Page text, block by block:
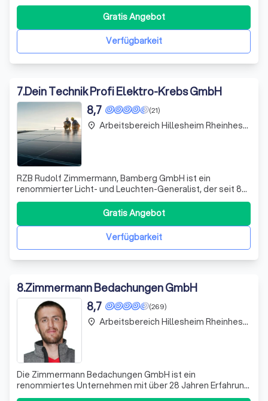
nutzen die kostenlose Sonnenenergie. Überschüssige
Energie speisen Sie ins öffentliche Netz ein oder
speichern sie für sonnenarme Zeiten. Genießen Sie die
Vorteile: Klimaneutralität, Unabh
Verfügbarkeit
Gratis Angebot
7.Dein Technik Profi Elektro-Krebs GmbH
(21)
8,7
RZB Rudolf Zimmermann, Bamberg GmbH ist ein
renommierter Licht- und Leuchten-Generalist, der seit 80
Jahren für höchsteffiziente Produkte und exzellente
Lichtqualität „Made in Germany“ steht. Als
Familienunternehmen legen wir großen Wert auf
Kontinuität, Nachhaltigkeit und langfristige Partnerschaft
Verfügbarkeit
Gratis Angebot
place Arbeitsbereich Hillesheim Rheinhessen
8.Zimmermann Bedachungen GmbH
(269)
8,7
Die Zimmermann Bedachungen GmbH ist ein
renommiertes Unternehmen mit über 28 Jahren Erfahrung
in der Dachdeckerbranche. Unter der Leitung von Michael
place Arbeitsbereich Hillesheim Rheinhessen